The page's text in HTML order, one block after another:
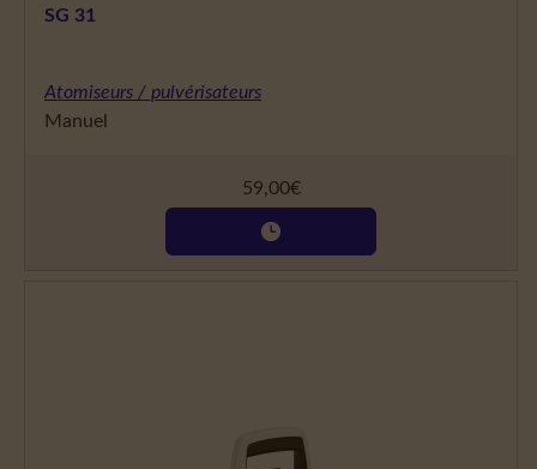
SG 31
Atomiseurs / pulvérisateurs
Manuel
59,00€